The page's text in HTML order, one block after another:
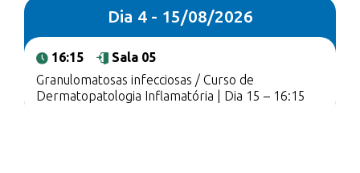
Dia 4 - 15/08/2026
16:15
Sala 05
Granulomatosas infecciosas / Curso de
Dermatopatologia Inflamatória | Dia 15 – 16:15